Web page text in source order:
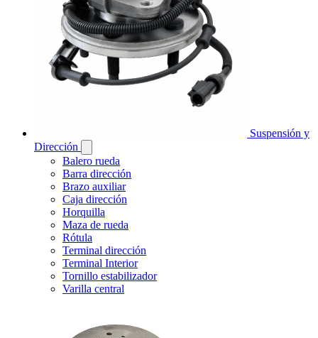
Suspensión y
Dirección
Balero rueda
Barra dirección
Brazo auxiliar
Caja dirección
Horquilla
Maza de rueda
Rótula
Terminal dirección
Terminal Interior
Tornillo estabilizador
Varilla central